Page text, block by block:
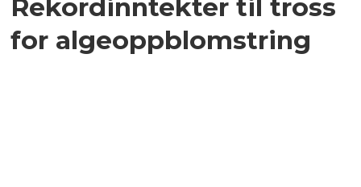
Rekordinntekter til tross
for algeoppblomstring